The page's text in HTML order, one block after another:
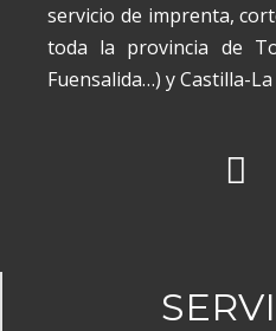
servicio de imprenta,
toda la provincia de
Fuensalida…) y Castilla-